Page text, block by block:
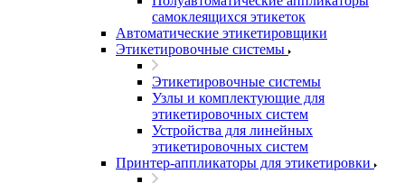
самоклеящихся этикеток
Автоматические этикетировщики
Этикетировочные системы
Этикетировочные системы
Узлы и комплектующие для
этикетировочных систем
Устройства для линейных
этикетировочных систем
Принтер-аппликаторы для этикетировки